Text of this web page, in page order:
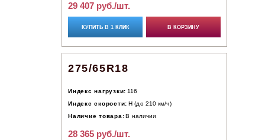
29 407 руб./шт.
КУПИТЬ В 1 КЛИК В КОРЗИНУ
275/65R18
Индекс нагрузки: 116
Индекс скорости: H (до 210 км/ч)
Наличие товара: В наличии
28 365 руб./шт.